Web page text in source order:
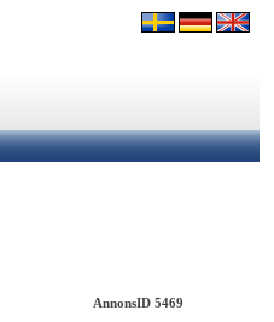
AnnonsID 5469